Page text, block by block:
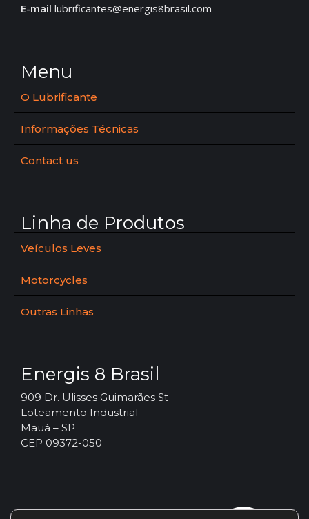
E-mail lubrificantes@energis8brasil.com
Menu
O Lubrificante
Informações Técnicas
Contact us
Linha de Produtos
Veículos Leves
Motorcycles
Outras Linhas
Energis 8 Brasil
909 Dr. Ulisses Guimarães St
Loteamento Industrial
Mauá – SP
CEP 09372-050